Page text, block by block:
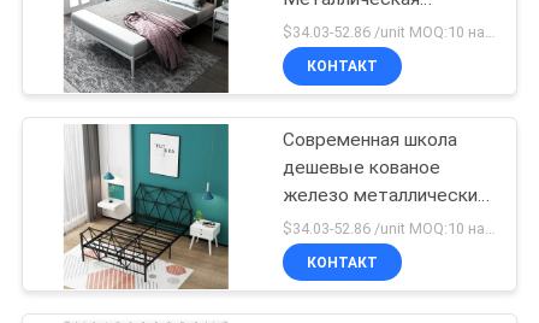
ПРОВЕРКА
КАЧЕСТВА
СВЯЖИТЕСЬ
НОВОСТИ
Безопасная
коробка
кровать
КОНТАКТ
Современная школа
дешевые кованое
железо металлические
кровати студентов
взрослых палубы рамки
кровати
КОНТАКТ